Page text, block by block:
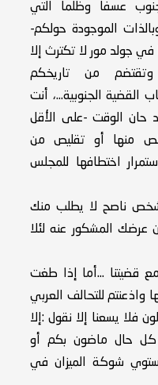
عسفا وظلما التي
الموجودة حولكم-
جولد مور لا تكترث إلا
وتقتضم من تاريخكم
الجنوبية...، أنت
حان الوقت -على الأقل
منها أو تقليص من
اختطافها للمجلس
ناصح لا يطلب منك
المشكور عنه لئلا
قضيتنا ...أما إذا طغت
واذعنتم للتحالف العربي
فلا يسعنا إلا نقول :إلا
كل حال ماضون بكم أو
شوكة الميزان في